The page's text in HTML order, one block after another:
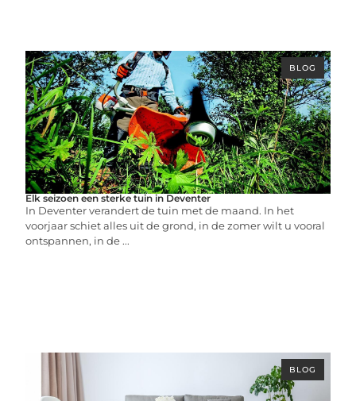
BLOG
Elk seizoen een sterke tuin in Deventer
In Deventer verandert de tuin met de maand. In het
voorjaar schiet alles uit de grond, in de zomer wilt u vooral
ontspannen, in de ...
BLOG